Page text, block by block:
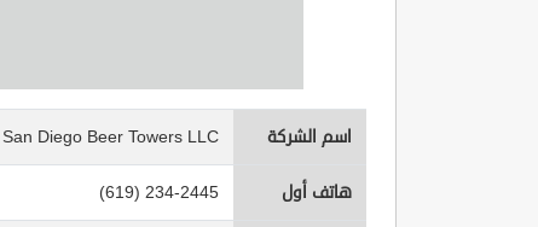
اسم الشركة San Diego Beer Towers LLC
هاتف أول (619) 234-2445